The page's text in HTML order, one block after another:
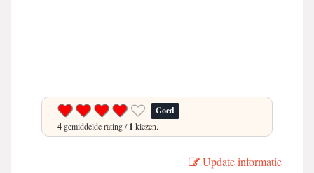
Goed
4 gemiddelde rating /1 kiezen.
Update informatie